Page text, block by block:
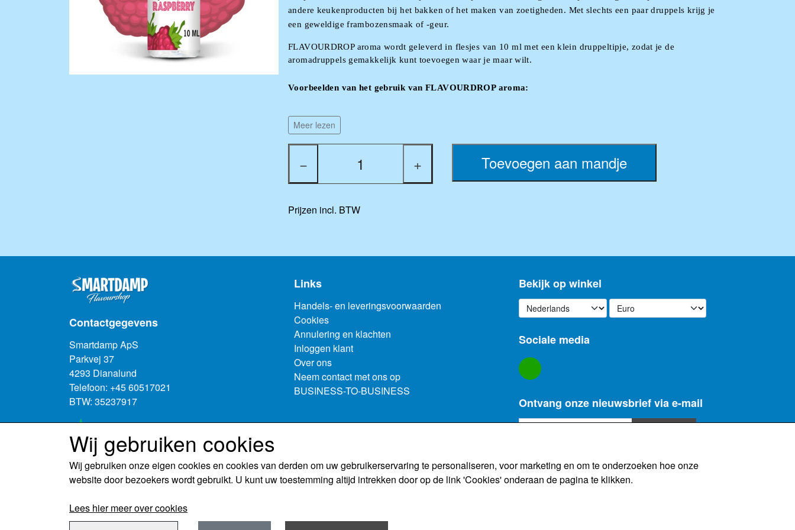
andere keukenproducten bij het bakken of het maken van zoetigheden. Met slechts een paar druppels krijg je
een geweldige frambozensmaak of -geur.
FLAVOURDROP aroma wordt geleverd in flesjes van 10 ml met een klein druppeltipje, zodat je de
aromadruppels gemakkelijk kunt toevoegen waar je maar wilt.
Voorbeelden van het gebruik van FLAVOURDROP aroma:
- Kan worden gebruikt in neutrale PG en VG basisoliën die kunnen worden gebruikt in geurverfrissers.
- Geef je glazuur of cake een heerlijke smaak door FLAVOURDROP aroma toe te voegen.
- FLAVOURDROP aroma werkt ook goed in thee.
- Bij het maken van zoetigheden is FLAVOURDROP aroma de voor de hand liggende keuze om in huis te
Meer lezen
− + Toevoegen aan mandje
Prijzen incl. BTW
Contactgegevens
Smartdamp ApS
Parkvej 37
4293 Dianalund
Telefoon: +45 60517021
BTW: 35237917
Links
Handels- en leveringsvoorwaarden
Cookies
Annulering en klachten
Inloggen klant
Over ons
Neem contact met ons op
BUSINESS-TO-BUSINESS
Bekijk op winkel
Sociale media
Ontvang onze nieuwsbrief via e-mail
Wij gebruiken cookies
Wij gebruiken onze eigen cookies en cookies van derden om uw gebruikerservaring te personaliseren, voor marketing en om te onderzoeken hoe onze
website door bezoekers wordt gebruikt. U kunt uw toestemming altijd intrekken door op de link 'Cookies' onderaan de pagina te klikken.
Lees hier meer over cookies